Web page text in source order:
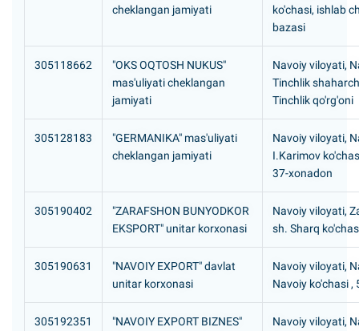
cheklangan jamiyati
ko'chasi, ishlab
bazasi
305118662
"OKS OQTOSH NUKUS"
mas'uliyati cheklangan
jamiyati
Navoiy viloyati,
Tinchlik
Tinchlik qo'rg'oni
305128183
"GERMANIKA" mas'uliyati
cheklangan jamiyati
Navoiy viloyati,
I.Karimov
37-xonadon
305190402
"ZARAFSHON BUNYODKOR
EKSPORT" unitar korxonasi
Navoiy viloyati,
sh. Sharq
305190631
"NAVOIY EXPORT" davlat
unitar korxonasi
Navoiy viloyati,
Navoiy ko'chasi ,
305192351
"NAVOIY EXPORT BIZNES"
Navoiy viloyati,